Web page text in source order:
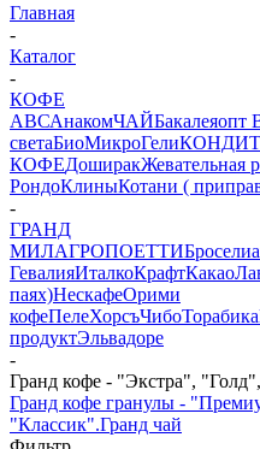
Главная
-
Каталог
-
КОФЕ
АВСАнакомЧАЙБакалеяопт
светаБиоМикроГели
КОФЕДоширакЖевательная
РондоКлиныКотани (
-
ГРАНД
МИЛАГРОПОЕТТИ
ГевалияИталкоКрафтКакао
паях)НескафеОрими
кофеПелеХорсъЧибоТорабика
продуктЭльвадоре
-
Гранд кофе - "Экстра",
Гранд кофе гранулы -
"Классик".Гранд чай